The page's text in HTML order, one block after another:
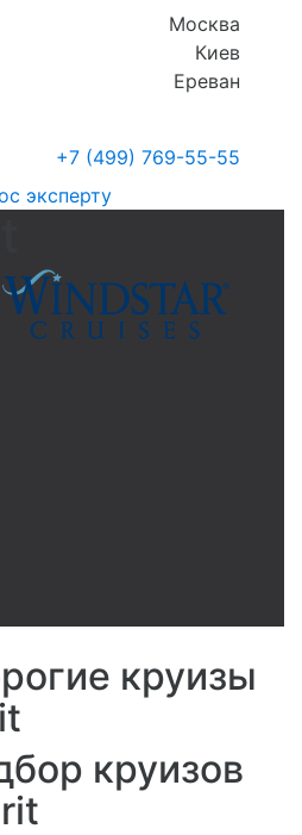
Москва
Киев
Ереван
+7 (499) 769-55-55
эксперту
круизы
круизов